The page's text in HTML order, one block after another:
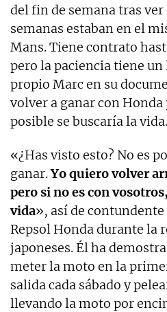
del fin de semana tras ver
semanas estaban en el
Mans. Tiene contrato
pero la paciencia tiene
propio Marc en su
volver a ganar con Honda
posible se buscaría la vida.
«¿Has visto esto? No es
ganar.Yo quiero volver
pero si no es con
vida», así de
Repsol Honda durante la
japoneses. Él ha
meter la moto en la
salida cada sábado y
llevando la moto por